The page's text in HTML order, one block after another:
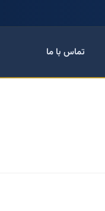
تماس با ما